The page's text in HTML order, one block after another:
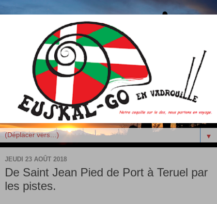
▼
JEUDI 23 AOÛT 2018
De Saint Jean Pied de Port à Teruel par
les pistes.